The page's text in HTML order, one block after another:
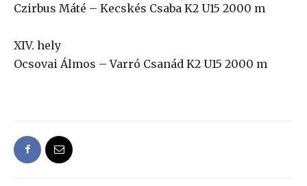
Czirbus Máté – Kecskés Csaba K2 U15 2000 m
XIV. hely
Ocsovai Álmos – Varró Csanád K2 U15 2000 m